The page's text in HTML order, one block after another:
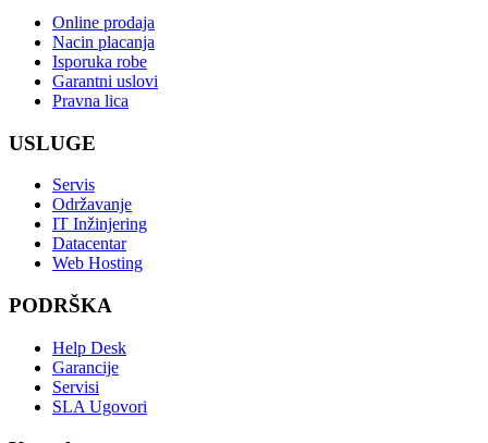
Online prodaja
Nacin placanja
Isporuka robe
Garantni uslovi
Pravna lica
USLUGE
Servis
Održavanje
IT Inžinjering
Datacentar
Web Hosting
PODRŠKA
Help Desk
Garancije
Servisi
SLA Ugovori